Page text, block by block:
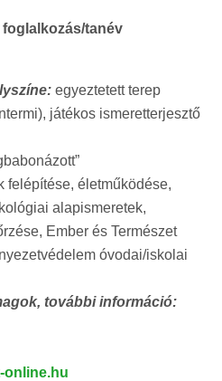
tanév
egyeztetett terep
játékos ismeretterjesztő
felépítése, életműködése,
alapismeretek,
Ember és Természet
óvodai/iskolai
további információ:
online.hu